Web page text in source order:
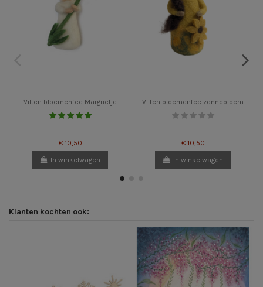
Vilten bloemenfee Margrietje
€ 10,50
In winkelwagen
Vilten bloemenfee zonnebloem
€ 10,50
In winkelwagen
Klanten kochten ook: